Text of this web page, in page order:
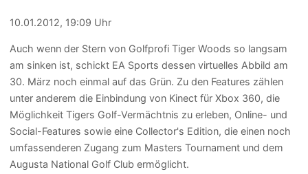
10.01.2012, 19:09 Uhr
Auch wenn der Stern von Golfprofi Tiger Woods so langsam
am sinken ist, schickt EA Sports dessen virtuelles Abbild am
30. März noch einmal auf das Grün. Zu den Features zählen
unter anderem die Einbindung von Kinect für Xbox 360, die
Möglichkeit Tigers Golf-Vermächtnis zu erleben, Online- und
Social-Features sowie eine Collector's Edition, die einen noch
umfassenderen Zugang zum Masters Tournament und dem
Augusta National Golf Club ermöglicht.